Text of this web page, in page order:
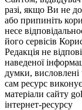
разі, якщо Ви не
або припиніть
несе
його сервісів
Редакція не
наведеної
думки, висловлені
сам ресурс
матеріали сайту
інтернет-ресурсу